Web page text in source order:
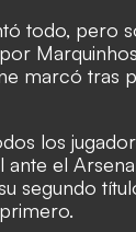
todo, pero
marcó tras
los
ante el
segundo